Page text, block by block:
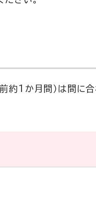
約1か月間）は間に